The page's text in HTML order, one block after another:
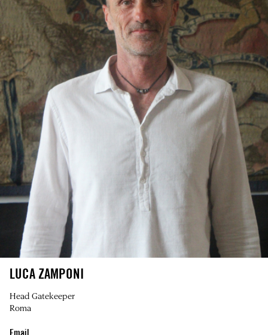
LUCA ZAMPONI
Head Gatekeeper
Roma